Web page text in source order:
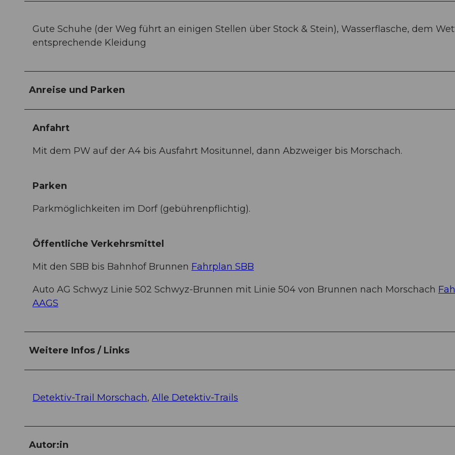
Gute Schuhe (der Weg führt an einigen Stellen über Stock & Stein), Wasserflasche, dem
entsprechende Kleidung
Anreise und Parken
Anfahrt
Mit dem PW auf der A4 bis Ausfahrt Mositunnel, dann Abzweiger bis Morschach.
Parken
Parkmöglichkeiten im Dorf (gebührenpflichtig).
Öffentliche Verkehrsmittel
Mit den SBB bis Bahnhof Brunnen Fahrplan SBB
Auto AG Schwyz Linie 502 Schwyz-Brunnen mit Linie 504 von Brunnen nach Morschach
AAGS
Weitere Infos / Links
Detektiv-Trail Morschach, Alle Detektiv-Trails
Autor:in